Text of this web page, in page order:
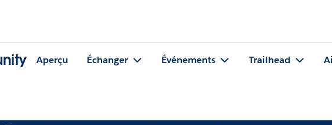
Aperçu Échanger Événements Trailhead